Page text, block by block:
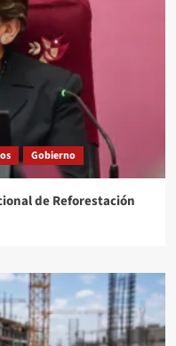
Gobierno
de Reforestación